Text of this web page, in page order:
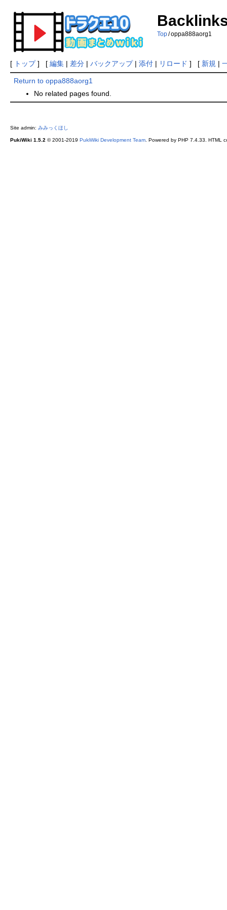
Top /oppa888aorg1
[ トップ] [ 編集| 差分| バックアップ| 添付| リロード ] [ 新規 |
Return to oppa888aorg1
No related pages found.
Site admin: みみっくほし
PukiWiki 1.5.2 © 2001-2019 PukiWiki Development Team. Powered by PHP 7.4.33. HTML